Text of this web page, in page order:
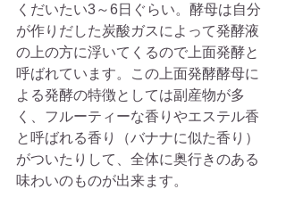
くだいたい3～6日ぐらい。酵母は自分
が作りだした炭酸ガスによって発酵液
の上の方に浮いてくるので上面発酵と
呼ばれています。この上面発酵酵母に
よる発酵の特徴としては副産物が多
く、フルーティーな香りやエステル香
と呼ばれる香り（バナナに似た香り）
がついたりして、全体に奥行きのある
味わいのものが出来ます。